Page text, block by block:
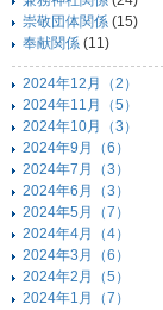
崇敬団体関係 (15)
奉献関係 (11)
2024年12月（2）
2024年11月（5）
2024年10月（3）
2024年9月（6）
2024年7月（3）
2024年6月（3）
2024年5月（7）
2024年4月（4）
2024年3月（6）
2024年2月（5）
2024年1月（7）